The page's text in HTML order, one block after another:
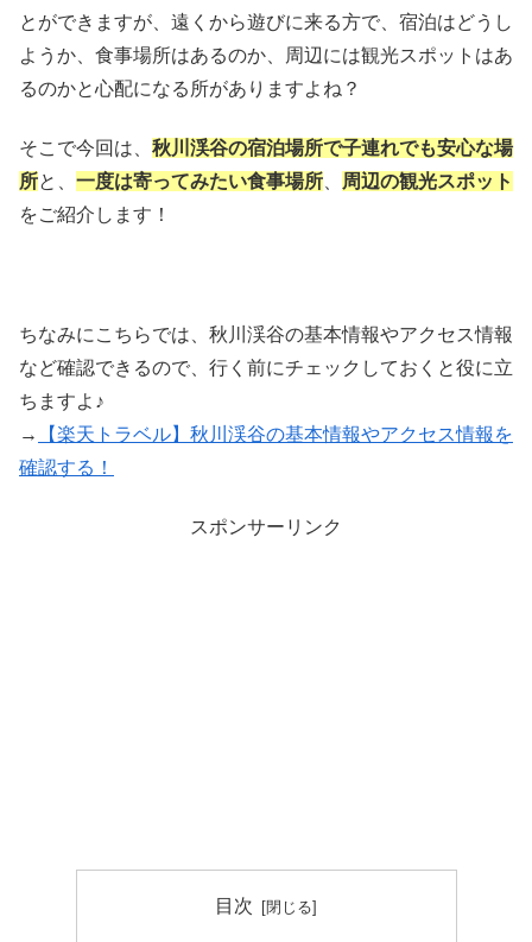
とができますが、遠くから遊びに来る方で、宿泊はどうし
ようか、食事場所はあるのか、周辺には観光スポットはあ
るのかと心配になる所がありますよね？
そこで今回は、 秋川渓谷の宿泊場所で子連れでも安心な場
所と、 一度は寄ってみたい食事場所
周辺の観光スポット
をご紹介します！
ちなみにこちらでは、秋川渓谷の基本情報やアクセス情報
など確認できるので、行く前にチェックしておくと役に立
ちますよ♪
→
【楽天トラベル】秋川渓谷の基本情報やアクセス情報を
確認する！
スポンサーリンク
目次